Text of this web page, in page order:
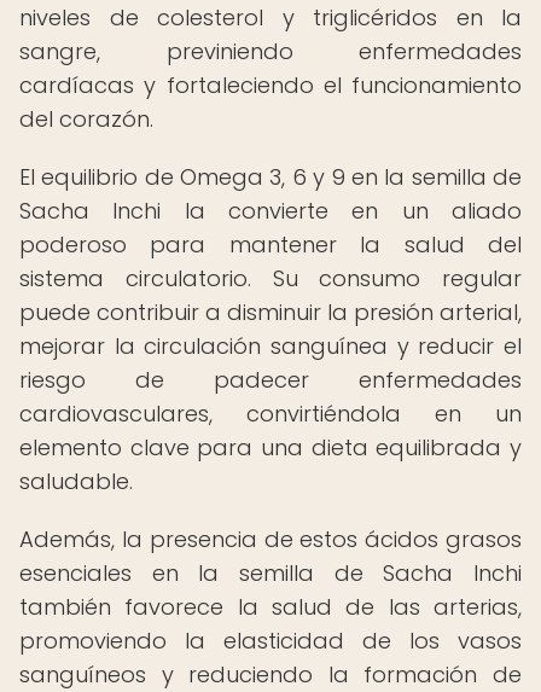
niveles de colesterol y triglicéridos en la
sangre, previniendo enfermedades
cardíacas y fortaleciendo el funcionamiento
del corazón.
El equilibrio de Omega 3, 6 y 9 en la semilla de
Sacha Inchi la convierte en un aliado
poderoso para mantener la salud del
sistema circulatorio. Su consumo regular
puede contribuir a disminuir la presión arterial,
mejorar la circulación sanguínea y reducir el
riesgo de padecer enfermedades
cardiovasculares, convirtiéndola en un
elemento clave para una dieta equilibrada y
saludable.
Además, la presencia de estos ácidos grasos
esenciales en la semilla de Sacha Inchi
también favorece la salud de las arterias,
promoviendo la elasticidad de los vasos
sanguíneos y reduciendo la formación de